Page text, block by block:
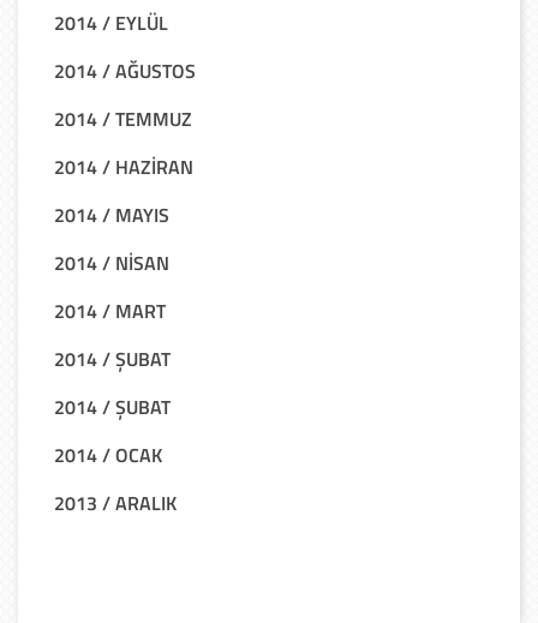
2014 / EYLÜL
2014 / AĞUSTOS
2014 / TEMMUZ
2014 / HAZİRAN
2014 / MAYIS
2014 / NİSAN
2014 / MART
2014 / ŞUBAT
2014 / ŞUBAT
2014 / OCAK
2013 / ARALIK